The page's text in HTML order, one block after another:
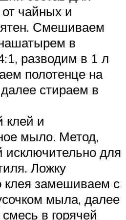
чайных и
Смешиваем
в
разводим в 1 л
полотенце на
стираем в
клей и
мыло. Метод,
исключительно для
Ложку
клея замешиваем с
мыла, далее
в горячей